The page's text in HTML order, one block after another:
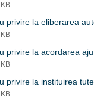
privire la eliberarea
privire la acordarea
privire la instituirea